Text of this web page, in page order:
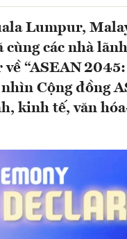
Lumpur,
các nhà
“ASEAN
Cộng đồng
kinh tế, văn